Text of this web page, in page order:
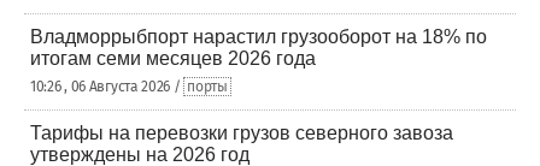
Владморрыбпорт нарастил грузооборот на 18% по
итогам семи месяцев 2026 года
10:26 , 06 Августа 2026 / порты
Тарифы на перевозки грузов северного завоза
утверждены на 2026 год